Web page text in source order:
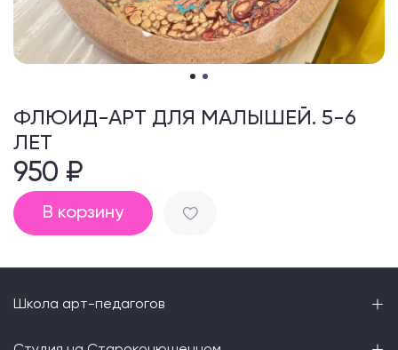
ФЛЮИД-АРТ ДЛЯ МАЛЫШЕЙ. 5-6
ЛЕТ
950 ₽
В корзину
Школа арт-педагогов